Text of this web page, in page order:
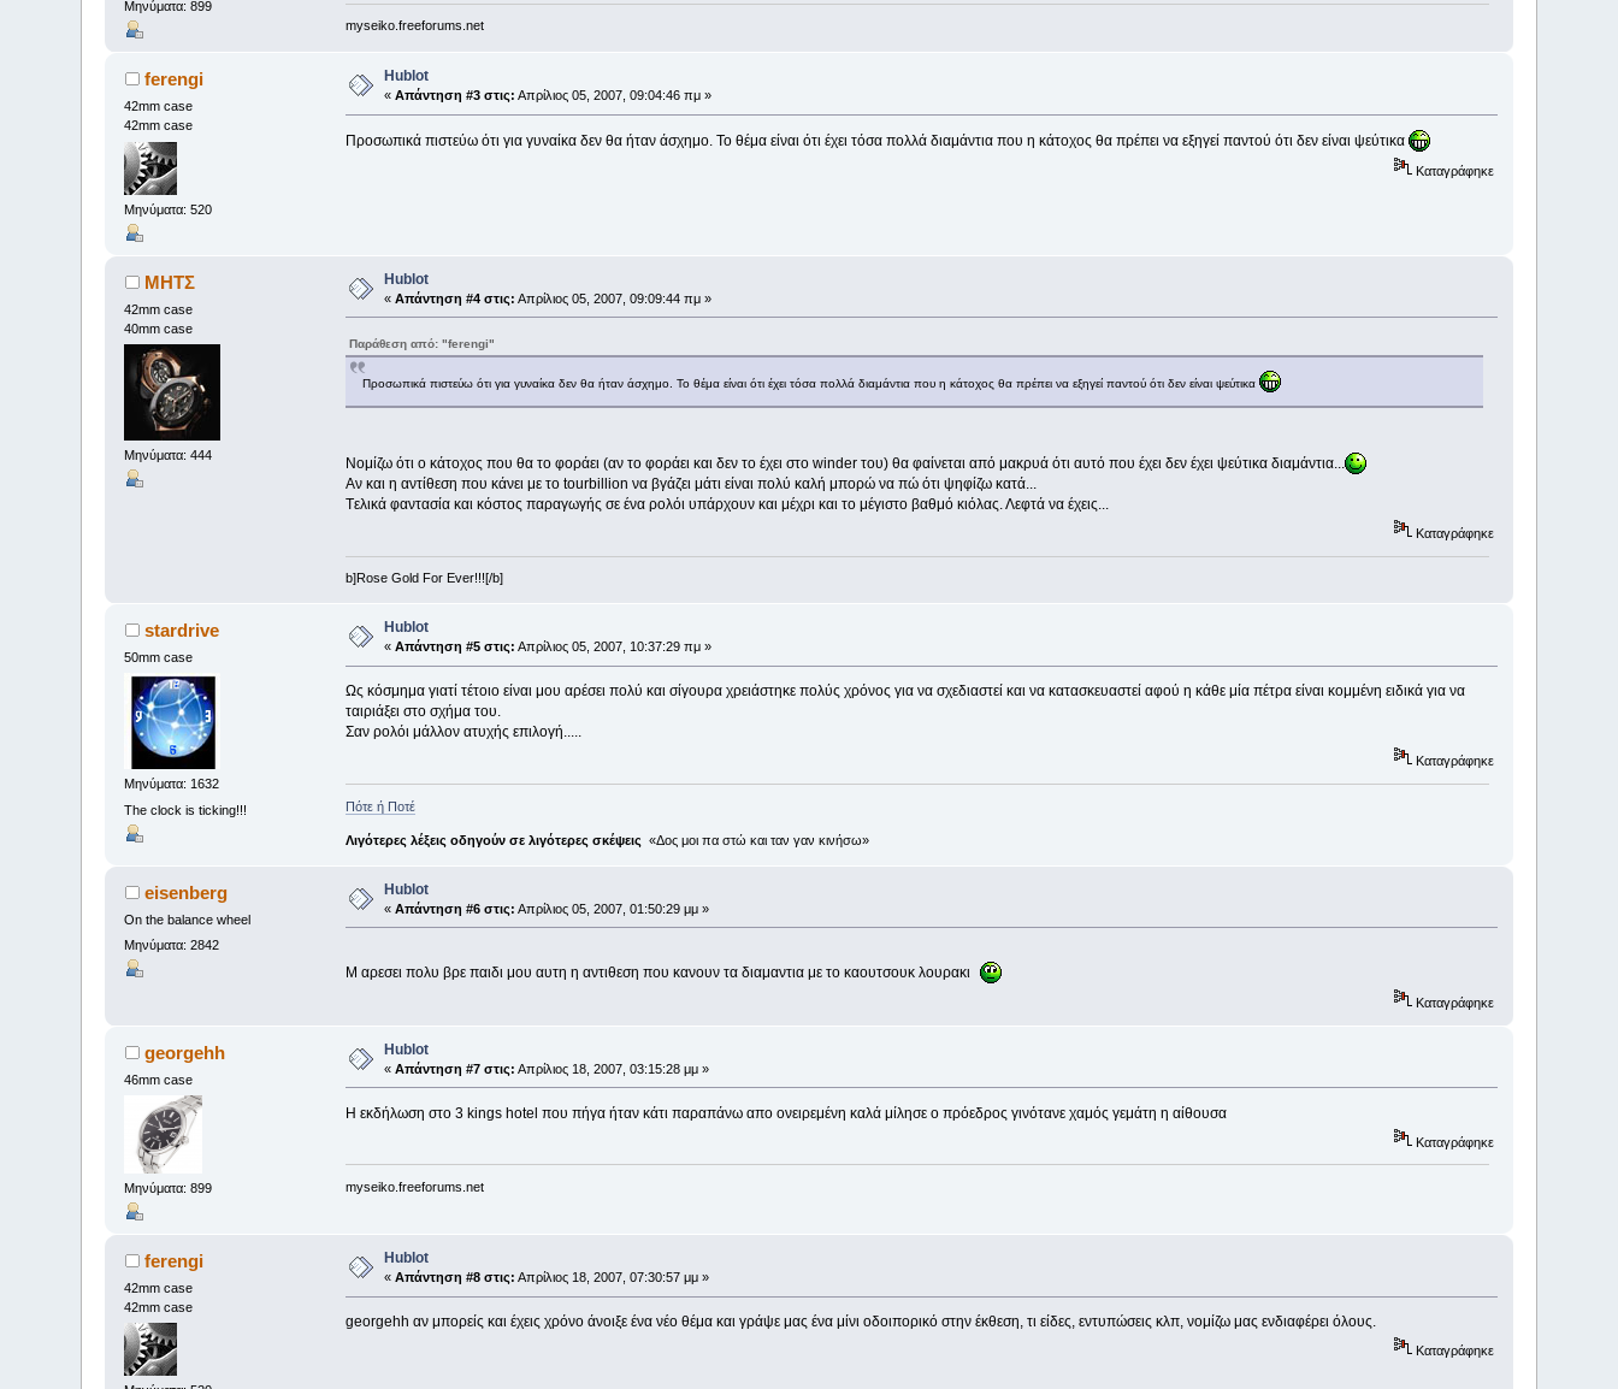
Μηνύματα: 899
myseiko.freeforums.net
ferengi
42mm case
42mm case
Μηνύματα: 520
Hublot
«Απάντηση #3 στις: Απρίλιος 05, 2007, 09:04:46 πμ »
Προσωπικά πιστεύω ότι για γυναίκα δεν θα ήταν άσχημο. Το θέμα είναι ότι έχει τόσα πολλά διαμάντια που η κάτοχος θα πρέπει να εξηγεί παντού ότι δεν είναι ψεύτικα
Καταγράφηκε
MHTΣ
42mm case
40mm case
Μηνύματα: 444
Hublot
«Απάντηση #4 στις: Απρίλιος 05, 2007, 09:09:44 πμ »
Παράθεση από: "ferengi"
Προσωπικά πιστεύω ότι για γυναίκα δεν θα ήταν άσχημο. Το θέμα είναι ότι έχει τόσα πολλά διαμάντια που η κάτοχος θα πρέπει να εξηγεί παντού ότι δεν είναι ψεύτικα
Nομίζω ότι ο κάτοχος που θα το φοράει (αν το φοράει και δεν το έχει στο winder του) θα φαίνεται από μακρυά ότι αυτό που έχει δεν έχει ψεύτικα διαμάντια...
Aν και η αντίθεση που κάνει με το tourbillion να βγάζει μάτι είναι πολύ καλή μπορώ να πώ ότι ψηφίζω κατά...
Tελικά φαντασία και κόστος παραγωγής σε ένα ρολόι υπάρχουν και μέχρι και το μέγιστο βαθμό κιόλας. Λεφτά να έχεις...
Καταγράφηκε
b]Rose Gold For Ever!!![/b]
stardrive
50mm case
Μηνύματα: 1632
The clock is ticking!!!
Hublot
«Απάντηση #5 στις: Απρίλιος 05, 2007, 10:37:29 πμ »
Ως κόσμημα γιατί τέτοιο είναι μου αρέσει πολύ και σίγουρα χρειάστηκε πολύς χρόνος για να σχεδιαστεί και να κατασκευαστεί αφού η κάθε μία πέτρα είναι κομμένη ειδικά για να
ταιριάξει στο σχήμα του.
Σαν ρολόι μάλλον ατυχής επιλογή.....
Καταγράφηκε
Πότε ή Ποτέ
Λιγότερες λέξεις οδηγούν σε λιγότερες σκέψεις «Δος μοι πα στώ και ταν γαν κινήσω»
eisenberg
On the balance wheel
Μηνύματα: 2842
Hublot
«Απάντηση #6 στις: Απρίλιος 05, 2007, 01:50:29 μμ »
M αρεσει πολυ βρε παιδι μου αυτη η αντιθεση που κανουν τα διαμαντια με το καουτσουκ λουρακι
Καταγράφηκε
georgehh
46mm case
Μηνύματα: 899
Hublot
«Απάντηση #7 στις: Απρίλιος 18, 2007, 03:15:28 μμ »
Η εκδήλωση στο 3 kings hotel που πήγα ήταν κάτι παραπάνω απο ονειρεμένη καλά μίλησε ο πρόεδρος γινότανε χαμός γεμάτη η αίθουσα
Καταγράφηκε
myseiko.freeforums.net
ferengi
42mm case
42mm case
Hublot
«Απάντηση #8 στις: Απρίλιος 18, 2007, 07:30:57 μμ »
georgehh αν μπορείς και έχεις χρόνο άνοιξε ένα νέο θέμα και γράψε μας ένα μίνι οδοιπορικό στην έκθεση, τι είδες, εντυπώσεις κλπ, νομίζω μας ενδιαφέρει όλους.
Καταγράφηκε